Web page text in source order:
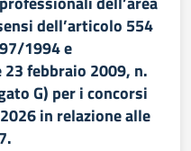
dell’articolo 554
1994 e
febbraio 2009, n.
G) per i concorsi
in relazione alle